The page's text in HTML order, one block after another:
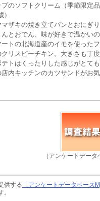
プのソフトクリーム（季節限定
マザキの焼き立てパンとおにぎ
とおでん、味が好きで温かい
ートの北海道産のイモを使った
クリスピーチキン。大きさも丁
テトはくったりした感じがとて
店内キッチンのカツサンドがお
（アンケートデー
供する 「アンケートデータベース